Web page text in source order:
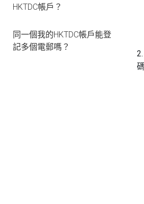
HKTDC帳戶？
同一個我的HKTDC帳戶能登
記多個電郵嗎？